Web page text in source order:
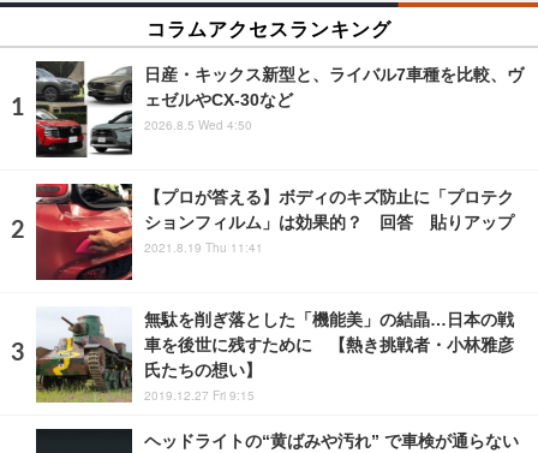
コラムアクセスランキング
日産・キックス新型と、ライバル7車種を比較、ヴ
ェゼルやCX-30など
2026.8.5 Wed 4:50
【プロが答える】ボディのキズ防止に「プロテク
ションフィルム」は効果的？ 回答 貼りアップ
2021.8.19 Thu 11:41
無駄を削ぎ落とした「機能美」の結晶…日本の戦
車を後世に残すために 【熱き挑戦者・小林雅彦
氏たちの想い】
2019.12.27 Fri 9:15
ヘッドライトの“黄ばみや汚れ” で車検が通らない